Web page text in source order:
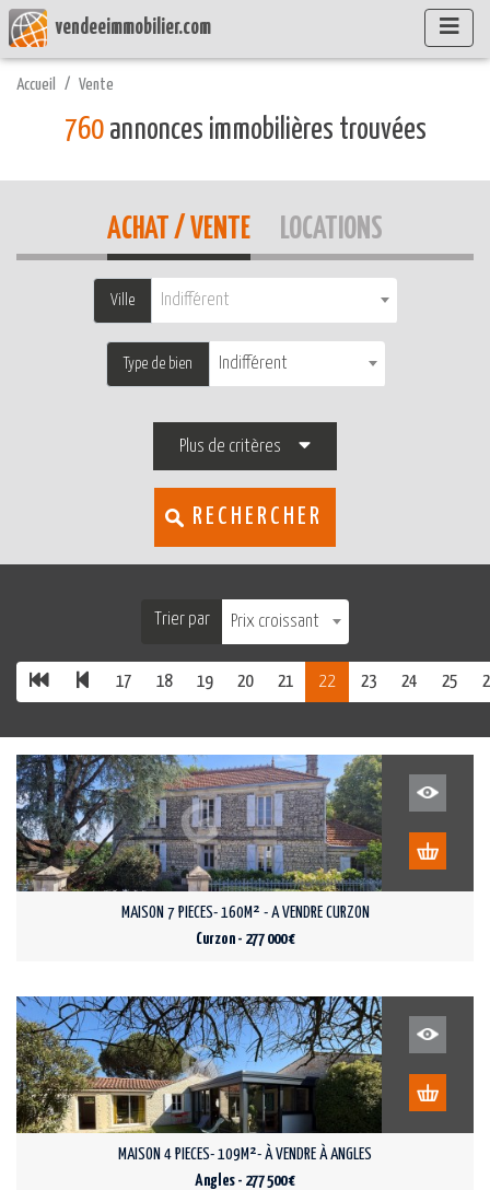
vendeeimmobilier.com
Accueil Vente
760annonces immobilières trouvées
ACHAT / VENTE LOCATIONS
Ville Indifférent
Type de bien Indifférent
Plus de critères
RECHERCHER
Trier par Prix croissant
17 18 19 20 21 22 23 24 25
MAISON 7 PIECES- 160M² - A VENDRE CURZON
Curzon - 277 000 €
MAISON 4 PIECES- 109M²- À VENDRE À ANGLES
Angles - 277 500 €